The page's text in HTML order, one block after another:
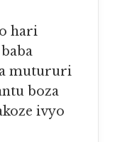
hari
mutururi
boza
ivyo